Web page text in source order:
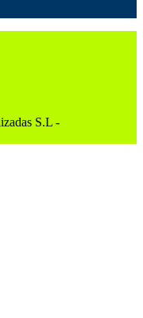
S.L -